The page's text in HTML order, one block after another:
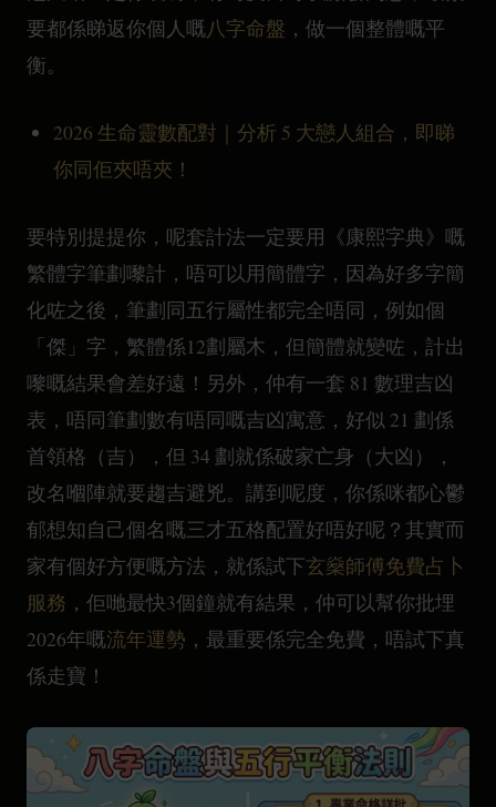
要都係睇返你個人嘅八字命盤 ，做一個整體嘅平
衡。
2026 生命靈數配對｜分析 5 大戀人組合，即睇
你同佢夾唔夾！
要特別提提你，呢套計法一定要用《康熙字典》嘅
繁體字筆劃嚟計，唔可以用簡體字，因為好多字簡
化咗之後，筆劃同五行屬性都完全唔同，例如個
「傑」字，繁體係12劃屬木，但簡體就變咗，計出
嚟嘅結果會差好遠！另外，仲有一套 81 數理吉凶
表，唔同筆劃數有唔同嘅吉凶寓意，好似 21 劃係
首領格（吉），但 34 劃就係破家亡身（大凶），
改名嗰陣就要趨吉避兇。講到呢度，你係咪都心鬱
郁想知自己個名嘅三才五格配置好唔好呢？其實而
家有個好方便嘅方法，就係試下玄燊師傅免費占卜
服務 ，佢哋最快3個鐘就有結果，仲可以幫你批埋
2026年嘅流年運勢 ，最重要係完全免費，唔試下真
係走寶！